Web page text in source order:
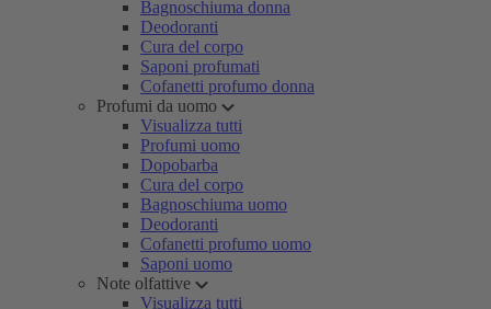
Bagnoschiuma donna
Deodoranti
Cura del corpo
Saponi profumati
Cofanetti profumo donna
Profumi da uomo
Visualizza tutti
Profumi uomo
Dopobarba
Cura del corpo
Bagnoschiuma uomo
Deodoranti
Cofanetti profumo uomo
Saponi uomo
Note olfattive
Visualizza tutti